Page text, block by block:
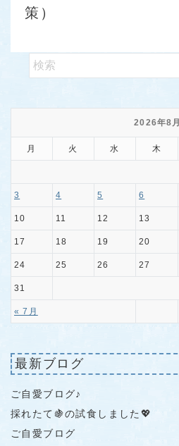
策）
2026年8月
月 火 水 木
« 7月
3 4 5 6
10 11 12 13
17 18 19 20
24 25 26 27
31
最新ブログ
ご自愛ブログ♪
採れたて🍇の試食しました💖
ご自愛ブログ